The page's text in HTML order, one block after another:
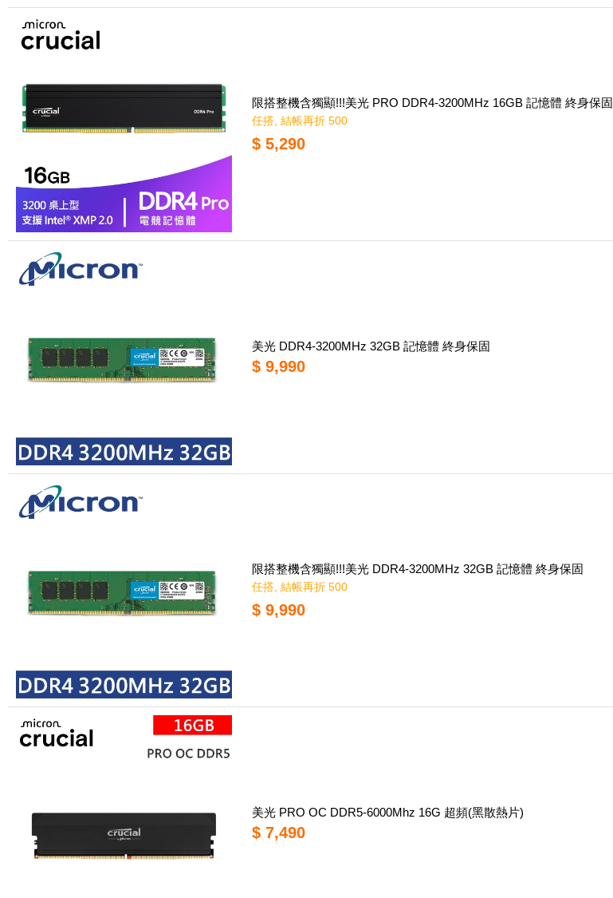
限搭整機含獨顯!!!美光 PRO DDR4-3200MHz 16GB 記憶體 終身保固
任搭, 結帳再折 500
$ 5,290
美光 DDR4-3200MHz 32GB 記憶體 終身保固
$ 9,990
限搭整機含獨顯!!!美光 DDR4-3200MHz 32GB 記憶體 終身保固
任搭, 結帳再折 500
$ 9,990
美光 PRO OC DDR5-6000Mhz 16G 超頻(黑散熱片)
$ 7,490